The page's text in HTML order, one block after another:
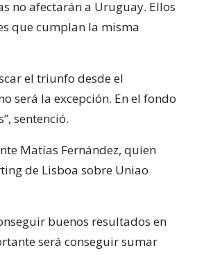
no afectarán a Uruguay. Ellos
que cumplan la misma
el triunfo desde el
será la excepción. En el fondo
sentenció.
Matías Fernández, quien
de Lisboa sobre Uniao
buenos resultados en
será conseguir sumar